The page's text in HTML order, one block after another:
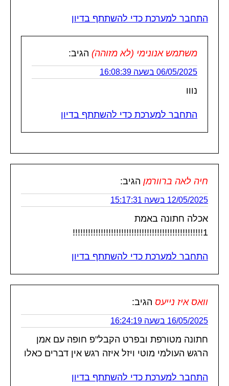
התחבר למערכת כדי להשתתף בדיון
משתמש אנונימי (לא מזוהה) הגיב:
06/05/2025 בשעה 16:08:39
נווו
התחבר למערכת כדי להשתתף בדיון
חיה לאה ברוורמן הגיב:
12/05/2025 בשעה 15:17:31
אכלה חתונה באמת
1!!!!!!!!!!!!!!!!!!!!!!!!!!!!!!!!!!!!!!!!!!!!!!!!!!!
התחבר למערכת כדי להשתתף בדיון
וואס איז נייעס הגיב:
16/05/2025 בשעה 16:24:19
חתונה מטורפת ובפרט הקבל"פ חופה עם אמן
הרגש העולמי מוטי ויזל איזה רגש אין דברים כאלו
התחבר למערכת כדי להשתתף בדיון